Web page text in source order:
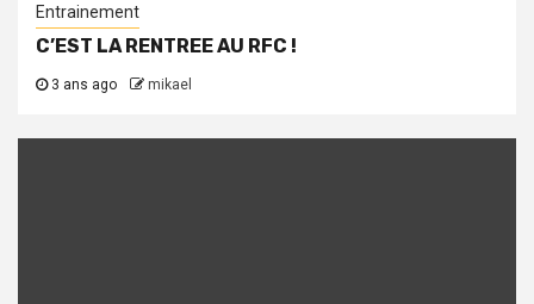
Entrainement
C’EST LA RENTREE AU RFC !
3 ans ago mikael